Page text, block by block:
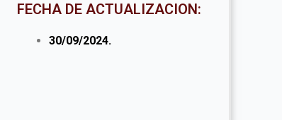
FECHA DE ACTUALIZACION:
30/09/2024.